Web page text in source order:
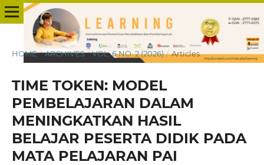
HOME / ARCHIVES / VOL. 6 NO. 2 (2026) / Articles
TIME TOKEN: MODEL
PEMBELAJARAN DALAM
MENINGKATKAN HASIL
BELAJAR PESERTA DIDIK PADA
MATA PELAJARAN PAI